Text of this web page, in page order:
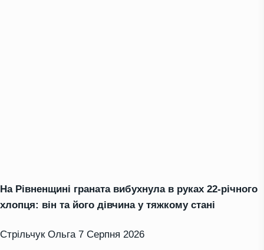
На Рівненщині граната вибухнула в руках 22-річного
хлопця: він та його дівчина у тяжкому стані
Стрільчук Ольга 7 Серпня 2026